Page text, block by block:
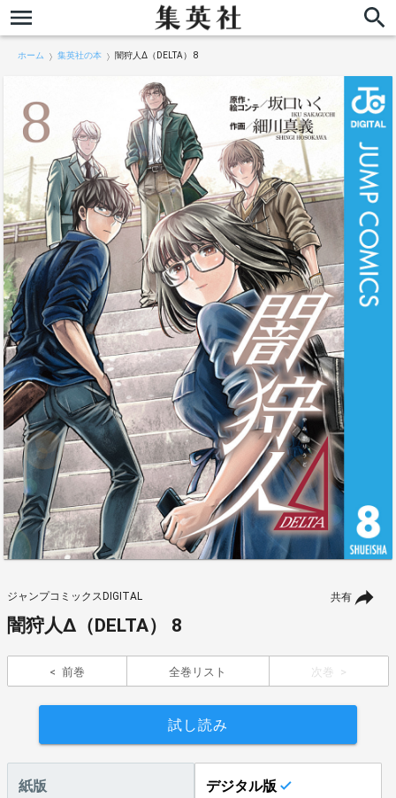
ホーム 集英社の本 闇狩人Δ（DELTA） 8
共有
ジャンプコミックスDIGITAL
闇狩人Δ（DELTA） 8
前巻 全巻リスト 次巻
試し読み
紙版 デジタル版